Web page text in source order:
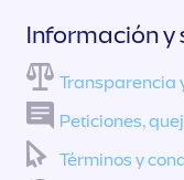
Información y
Transparencia
Peticiones,
Términos y